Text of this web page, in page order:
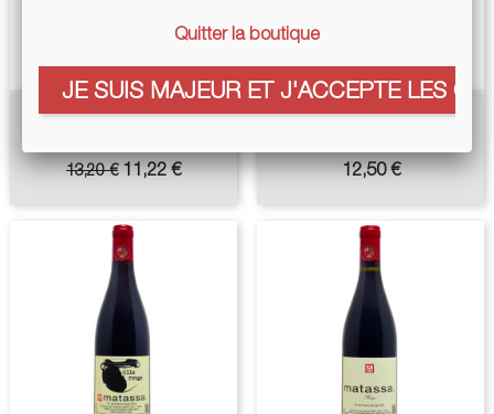
La Vie Est Belle 2022 -
Prix
base
13,20 €Prix
11,22 €
L'Écorce Buissonnière 2025 -
Prix
12,50 €
Quitter la boutique
JE SUIS MAJEUR ET J'ACCEPTE LES